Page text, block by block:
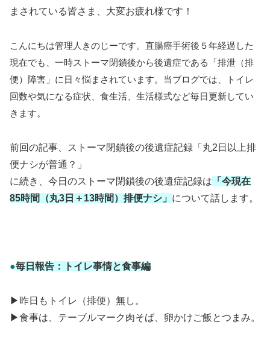
まされている皆さま、大変お疲れ様です！
こんにちは管理人きのじーです。直腸癌手術後５年経過した
現在でも、一時ストーマ閉鎖後から後遺症である「排泄（排
便）障害」に日々悩まされています。当ブログでは、トイレ
回数や気になる症状、食生活、生活様式など毎日更新してい
きます。
前回の記事、ストーマ閉鎖後の後遺症記録「丸2日以上排
便ナシが普通？」
に続き、今日のストーマ閉鎖後の後遺症記録は 「今現在
85時間（丸3日＋13時間）排便ナシ」 について話します。
●毎日報告：トイレ事情と食事編
▶昨日もトイレ（排便）無し。
▶食事は、テーブルマーク肉そば、卵かけご飯とつまみ。